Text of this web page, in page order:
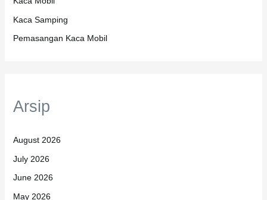
Kaca Samping
Pemasangan Kaca Mobil
Arsip
August 2026
July 2026
June 2026
May 2026